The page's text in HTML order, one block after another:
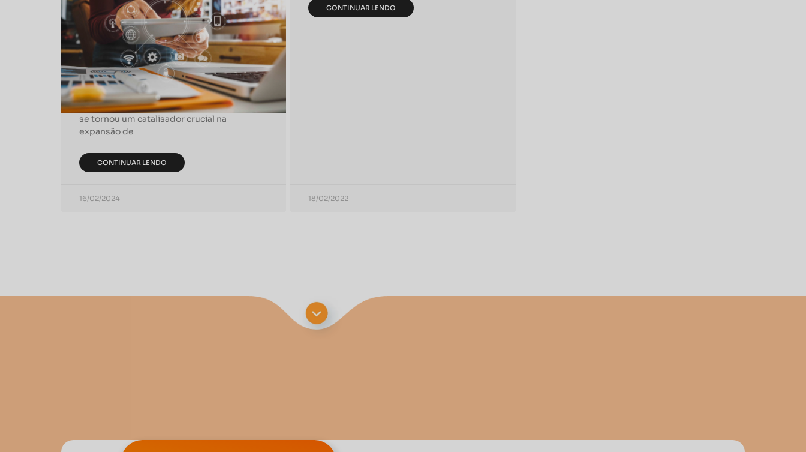
Impacto do Marketing
Digital nos Negócios
Modernos
Desde os anúncios em jornais até os
banners digitais, o marketing evoluiu
tremendamente. Hoje, o marketing digital
se tornou um catalisador crucial na
expansão de
CONTINUAR LENDO
16/02/2024
CONTINUAR LENDO
18/02/2022